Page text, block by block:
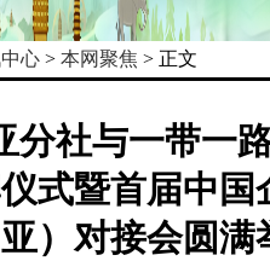
心 > 本网聚焦 > 正文
分社与一带一
式暨首届中国
亚）对接会圆满